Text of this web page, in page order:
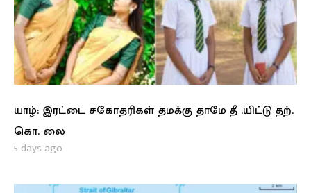
யாழ்: இரட்டை சகோதரிகள் தமக்கு தாமே தீ .யிட்டு தற்.
கொ. லை
5 days ago